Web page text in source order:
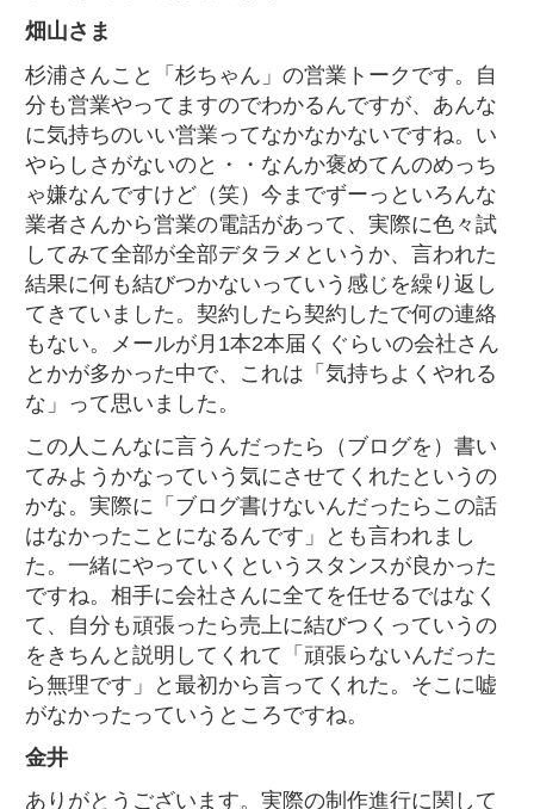
畑山さま
杉浦さんこと「杉ちゃん」の営業トークです。自
分も営業やってますのでわかるんですが、あんな
に気持ちのいい営業ってなかなかないですね。い
やらしさがないのと・・なんか褒めてんのめっち
ゃ嫌なんですけど（笑）今までずーっといろんな
業者さんから営業の電話があって、実際に色々試
してみて全部が全部デタラメというか、言われた
結果に何も結びつかないっていう感じを繰り返し
てきていました。契約したら契約したで何の連絡
もない。メールが月1本2本届くぐらいの会社さん
とかが多かった中で、これは「気持ちよくやれる
な」って思いました。
この人こんなに言うんだったら（ブログを）書い
てみようかなっていう気にさせてくれたというの
かな。実際に「ブログ書けないんだったらこの話
はなかったことになるんです」とも言われまし
た。一緒にやっていくというスタンスが良かった
ですね。相手に会社さんに全てを任せるではなく
て、自分も頑張ったら売上に結びつくっていうの
をきちんと説明してくれて「頑張らないんだった
ら無理です」と最初から言ってくれた。そこに嘘
がなかったっていうところですね。
金井
ありがとうございます。実際の制作進行に関して